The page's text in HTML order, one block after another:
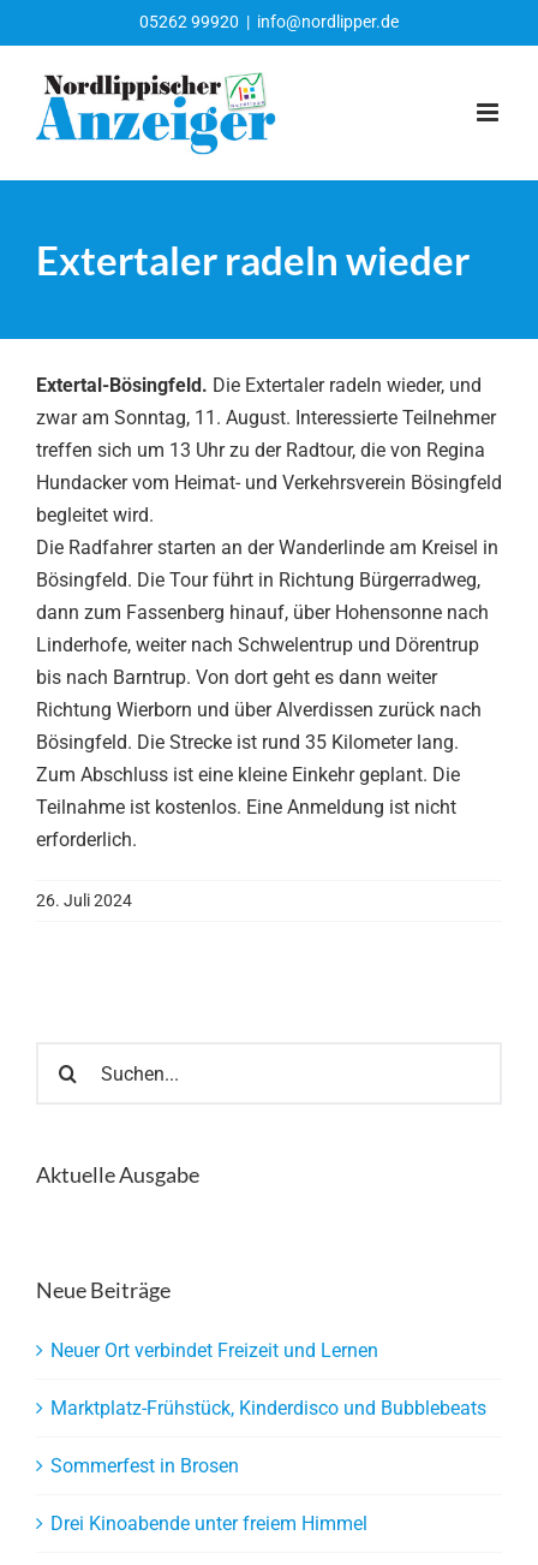
Inhalt
springen
05262 99920 | info@nordlipper.de
Extertaler radeln wieder
Extertal-Bösingfeld. Die Extertaler radeln wieder, und
zwar am Sonntag, 11. August. Interessierte Teilnehmer
treffen sich um 13 Uhr zu der Radtour, die von Regina
Hundacker vom Heimat- und Verkehrsverein Bösingfeld
begleitet wird.
Die Radfahrer starten an der Wanderlinde am Kreisel in
Bösingfeld. Die Tour führt in Richtung Bürgerradweg,
dann zum Fassenberg hinauf, über Hohensonne nach
Linderhofe, weiter nach Schwelentrup und Dörentrup
bis nach Barntrup. Von dort geht es dann weiter
Richtung Wierborn und über Alverdissen zurück nach
Bösingfeld. Die Strecke ist rund 35 Kilometer lang.
Zum Abschluss ist eine kleine Einkehr geplant. Die
Teilnahme ist kostenlos. Eine Anmeldung ist nicht
erforderlich.
26. Juli 2024
nach:
Aktuelle Ausgabe
Neue Beiträge
Neuer Ort verbindet Freizeit und Lernen
Marktplatz-Frühstück, Kinderdisco und Bubblebeats
Sommerfest in Brosen
Drei Kinoabende unter freiem Himmel